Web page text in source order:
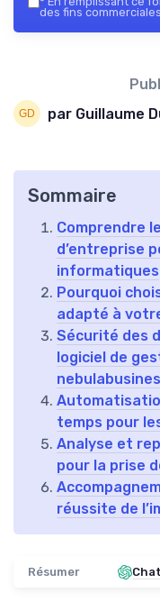
des fins
par Guillaume
Sommaire
Comprendre
d’entreprise
informatiques
Pourquoi
adapté à
Sécurité des
logiciel de
temps pour
Analyse et
pour la prise
réussite de
Résumer